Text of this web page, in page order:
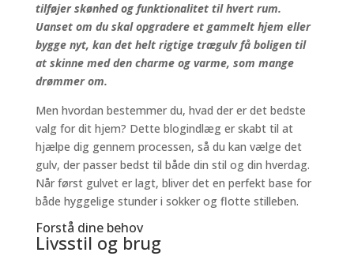
tilføjer skønhed og funktionalitet til hvert rum.
Uanset om du skal opgradere et gammelt hjem eller
bygge nyt, kan det helt rigtige trægulv få boligen til
at skinne med den charme og varme, som mange
drømmer om.
Men hvordan bestemmer du, hvad der er det bedste
valg for dit hjem? Dette blogindlæg er skabt til at
hjælpe dig gennem processen, så du kan vælge det
gulv, der passer bedst til både din stil og din hverdag.
Når først gulvet er lagt, bliver det en perfekt base for
både hyggelige stunder i sokker og flotte stilleben.
Forstå dine behov
Livsstil og brug